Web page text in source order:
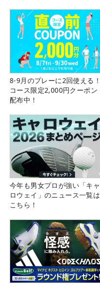
8-9月のプレーに2回使える！
コース限定2,000円クーポン
配布中！
今年も男女プロが強い「キャ
ロウェイ」のニュース一覧は
こちら！